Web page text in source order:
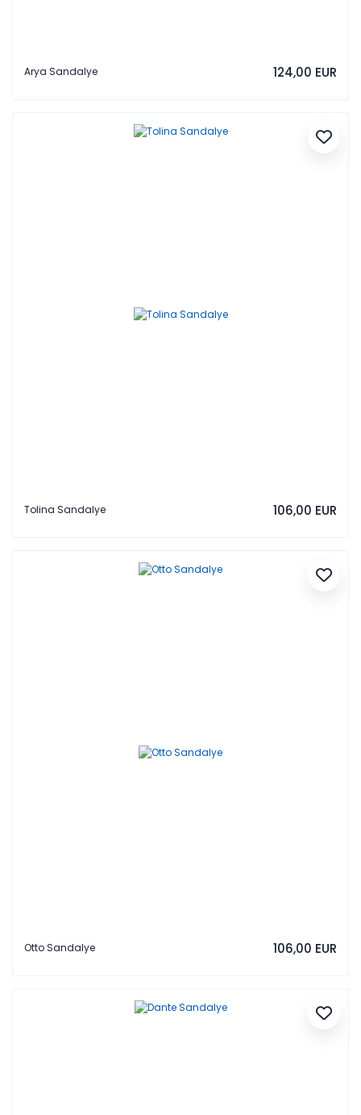
Arya Sandalye 124,00 EUR
Tolina Sandalye 106,00 EUR
Otto Sandalye 106,00 EUR